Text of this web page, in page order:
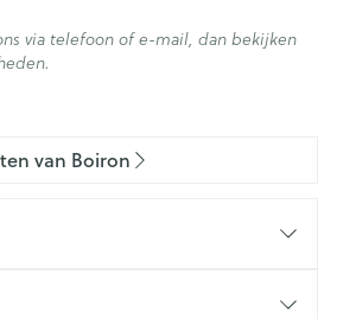
via telefoon of e-mail, dan bekijken
van Boiron